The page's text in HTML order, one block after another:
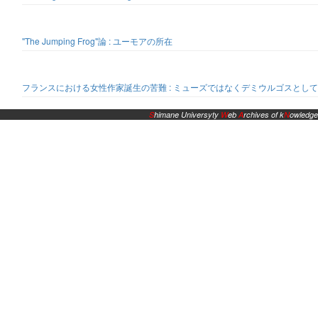
"The Jumping Frog"論 : ユーモアの所在
フランスにおける女性作家誕生の苦難 : ミューズではなくデミウルゴスとして
Shimane Universyty WebArchives of kNowledge